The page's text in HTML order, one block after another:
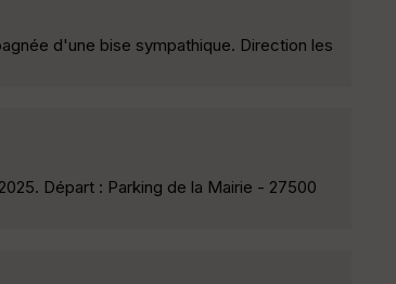
d'une bise sympathique. Direction les
Départ : Parking de la Mairie - 27500